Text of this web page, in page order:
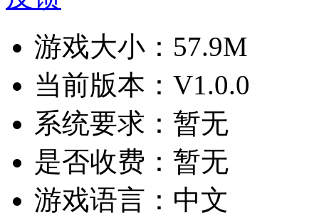
游戏大小： 57.9M
当前版本： V1.0.0
系统要求： 暂无
是否收费： 暂无
游戏语言： 中文